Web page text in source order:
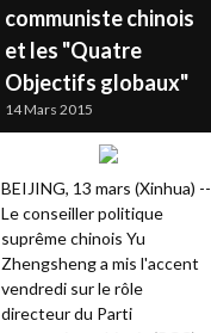
communiste chinois
et les "Quatre
Objectifs globaux"
14 Mars 2015
BEIJING, 13 mars (Xinhua) --
Le conseiller politique
suprême chinois Yu
Zhengsheng a mis l'accent
vendredi sur le rôle
directeur du Parti